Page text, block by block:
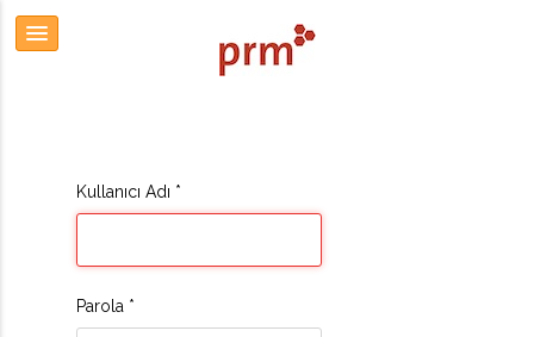
Kullanıcı Adı *
Parola *